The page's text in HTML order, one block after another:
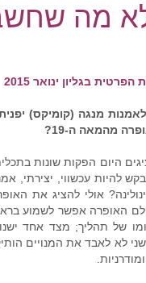
מה
בגליון ינואר 2015
מהמאה ה-19?
להיות עכשווי, יצירתי,
אולי להציג את
האופרה אפשר לשמוע
של תהליך; מצד אחד ישנו
שני לא לאבד את המנויים